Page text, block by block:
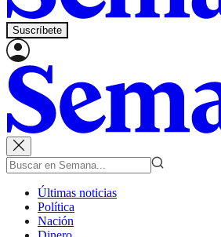
Suscríbete
Últimas noticias
Política
Nación